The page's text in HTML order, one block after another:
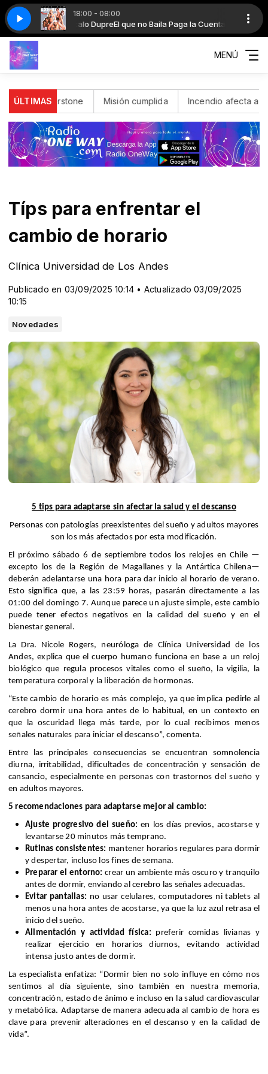
18:00 - 08:00
con Gonzalo DupreEl que no Baila Paga la Cuenta con Gonzalo
Brenda Carvalho Y Paloma FiuzaDanza La Manivela Axebahia
MENÚ
ÚLTIMAS Misión cumplida Incendio afecta a papelera
Típs para enfrentar el
cambio de horario
Clínica Universidad de Los Andes
Publicado en 03/09/2025 10:14 • Actualizado 03/09/2025
10:15
Novedades
5 tips para adaptarse sin afectar la salud y el descanso
Personas con patologías preexistentes del sueño y adultos mayores
son los más afectados por esta modificación.
El próximo sábado 6 de septiembre todos los relojes en Chile —
excepto los de la Región de Magallanes y la Antártica Chilena—
deberán adelantarse una hora para dar inicio al horario de verano.
Esto significa que, a las 23:59 horas, pasarán directamente a las
01:00 del domingo 7. Aunque parece un ajuste simple, este cambio
puede tener efectos negativos en la calidad del sueño y en el
bienestar general.
La Dra. Nicole Rogers, neuróloga de Clínica Universidad de los
Andes, explica que el cuerpo humano funciona en base a un reloj
biológico que regula procesos vitales como el sueño, la vigilia, la
temperatura corporal y la liberación de hormonas.
“Este cambio de horario es más complejo, ya que implica pedirle al
cerebro dormir una hora antes de lo habitual, en un contexto en
que la oscuridad llega más tarde, por lo cual recibimos menos
señales naturales para iniciar el descanso”, comenta.
Entre las principales consecuencias se encuentran somnolencia
diurna, irritabilidad, dificultades de concentración y sensación de
cansancio, especialmente en personas con trastornos del sueño y
en adultos mayores.
5 recomendaciones para adaptarse mejor al cambio:
Ajuste progresivo del sueño: en los días previos, acostarse y
levantarse 20 minutos más temprano.
Rutinas consistentes: mantener horarios regulares para dormir
y despertar, incluso los fines de semana.
Preparar el entorno: crear un ambiente más oscuro y tranquilo
antes de dormir, enviando al cerebro las señales adecuadas.
Evitar pantallas: no usar celulares, computadores ni tablets al
menos una hora antes de acostarse, ya que la luz azul retrasa el
inicio del sueño.
Alimentación y actividad física: preferir comidas livianas y
realizar ejercicio en horarios diurnos, evitando actividad
intensa justo antes de dormir.
La especialista enfatiza: “Dormir bien no solo influye en cómo nos
sentimos al día siguiente, sino también en nuestra memoria,
concentración, estado de ánimo e incluso en la salud cardiovascular
y metabólica. Adaptarse de manera adecuada al cambio de hora es
clave para prevenir alteraciones en el descanso y en la calidad de
vida”.